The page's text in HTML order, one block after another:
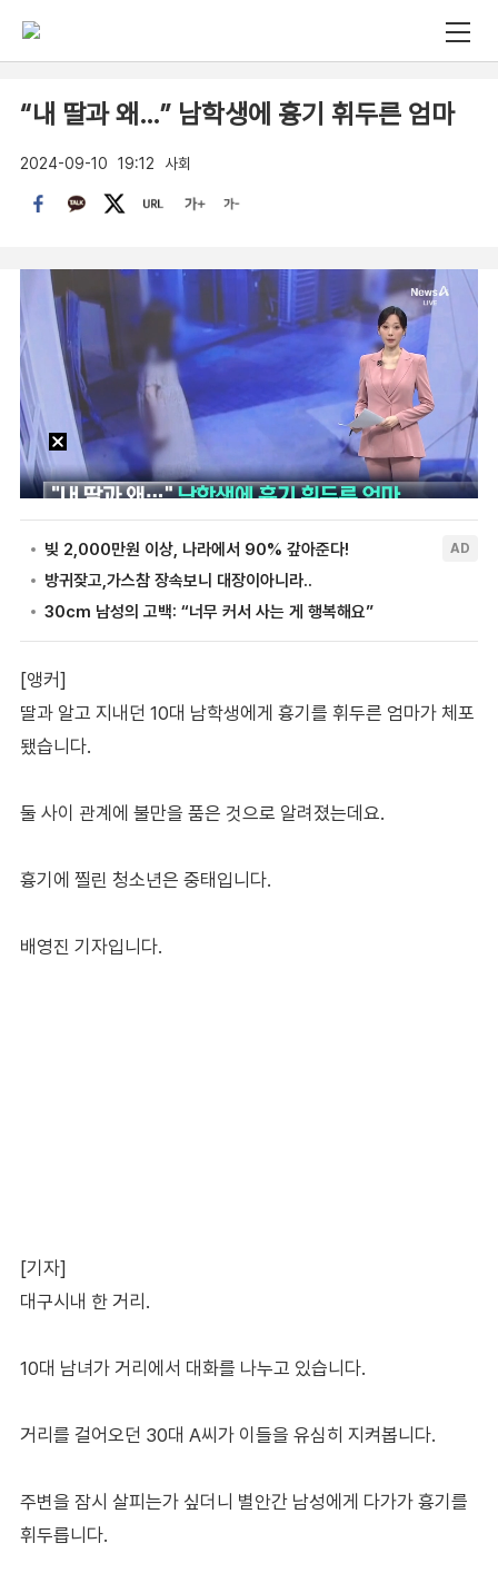
“내 딸과 왜…” 남학생에 흉기 휘두른 엄마
2024-09-10 19:12 사회
[앵커]
딸과 알고 지내던 10대 남학생에게 흉기를 휘두른 엄마가 체포
됐습니다.
둘 사이 관계에 불만을 품은 것으로 알려졌는데요.
흉기에 찔린 청소년은 중태입니다.
배영진 기자입니다.
[기자]
대구시내 한 거리.
10대 남녀가 거리에서 대화를 나누고 있습니다.
거리를 걸어오던 30대 A씨가 이들을 유심히 지켜봅니다.
주변을 잠시 살피는가 싶더니 별안간 남성에게 다가가 흉기를
휘두릅니다.